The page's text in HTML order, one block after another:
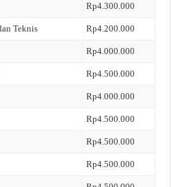
Rp4.300.000
Teknis Rp4.200.000
Rp4.000.000
Rp4.500.000
Rp4.000.000
Rp4.500.000
Rp4.500.000
Rp4.500.000